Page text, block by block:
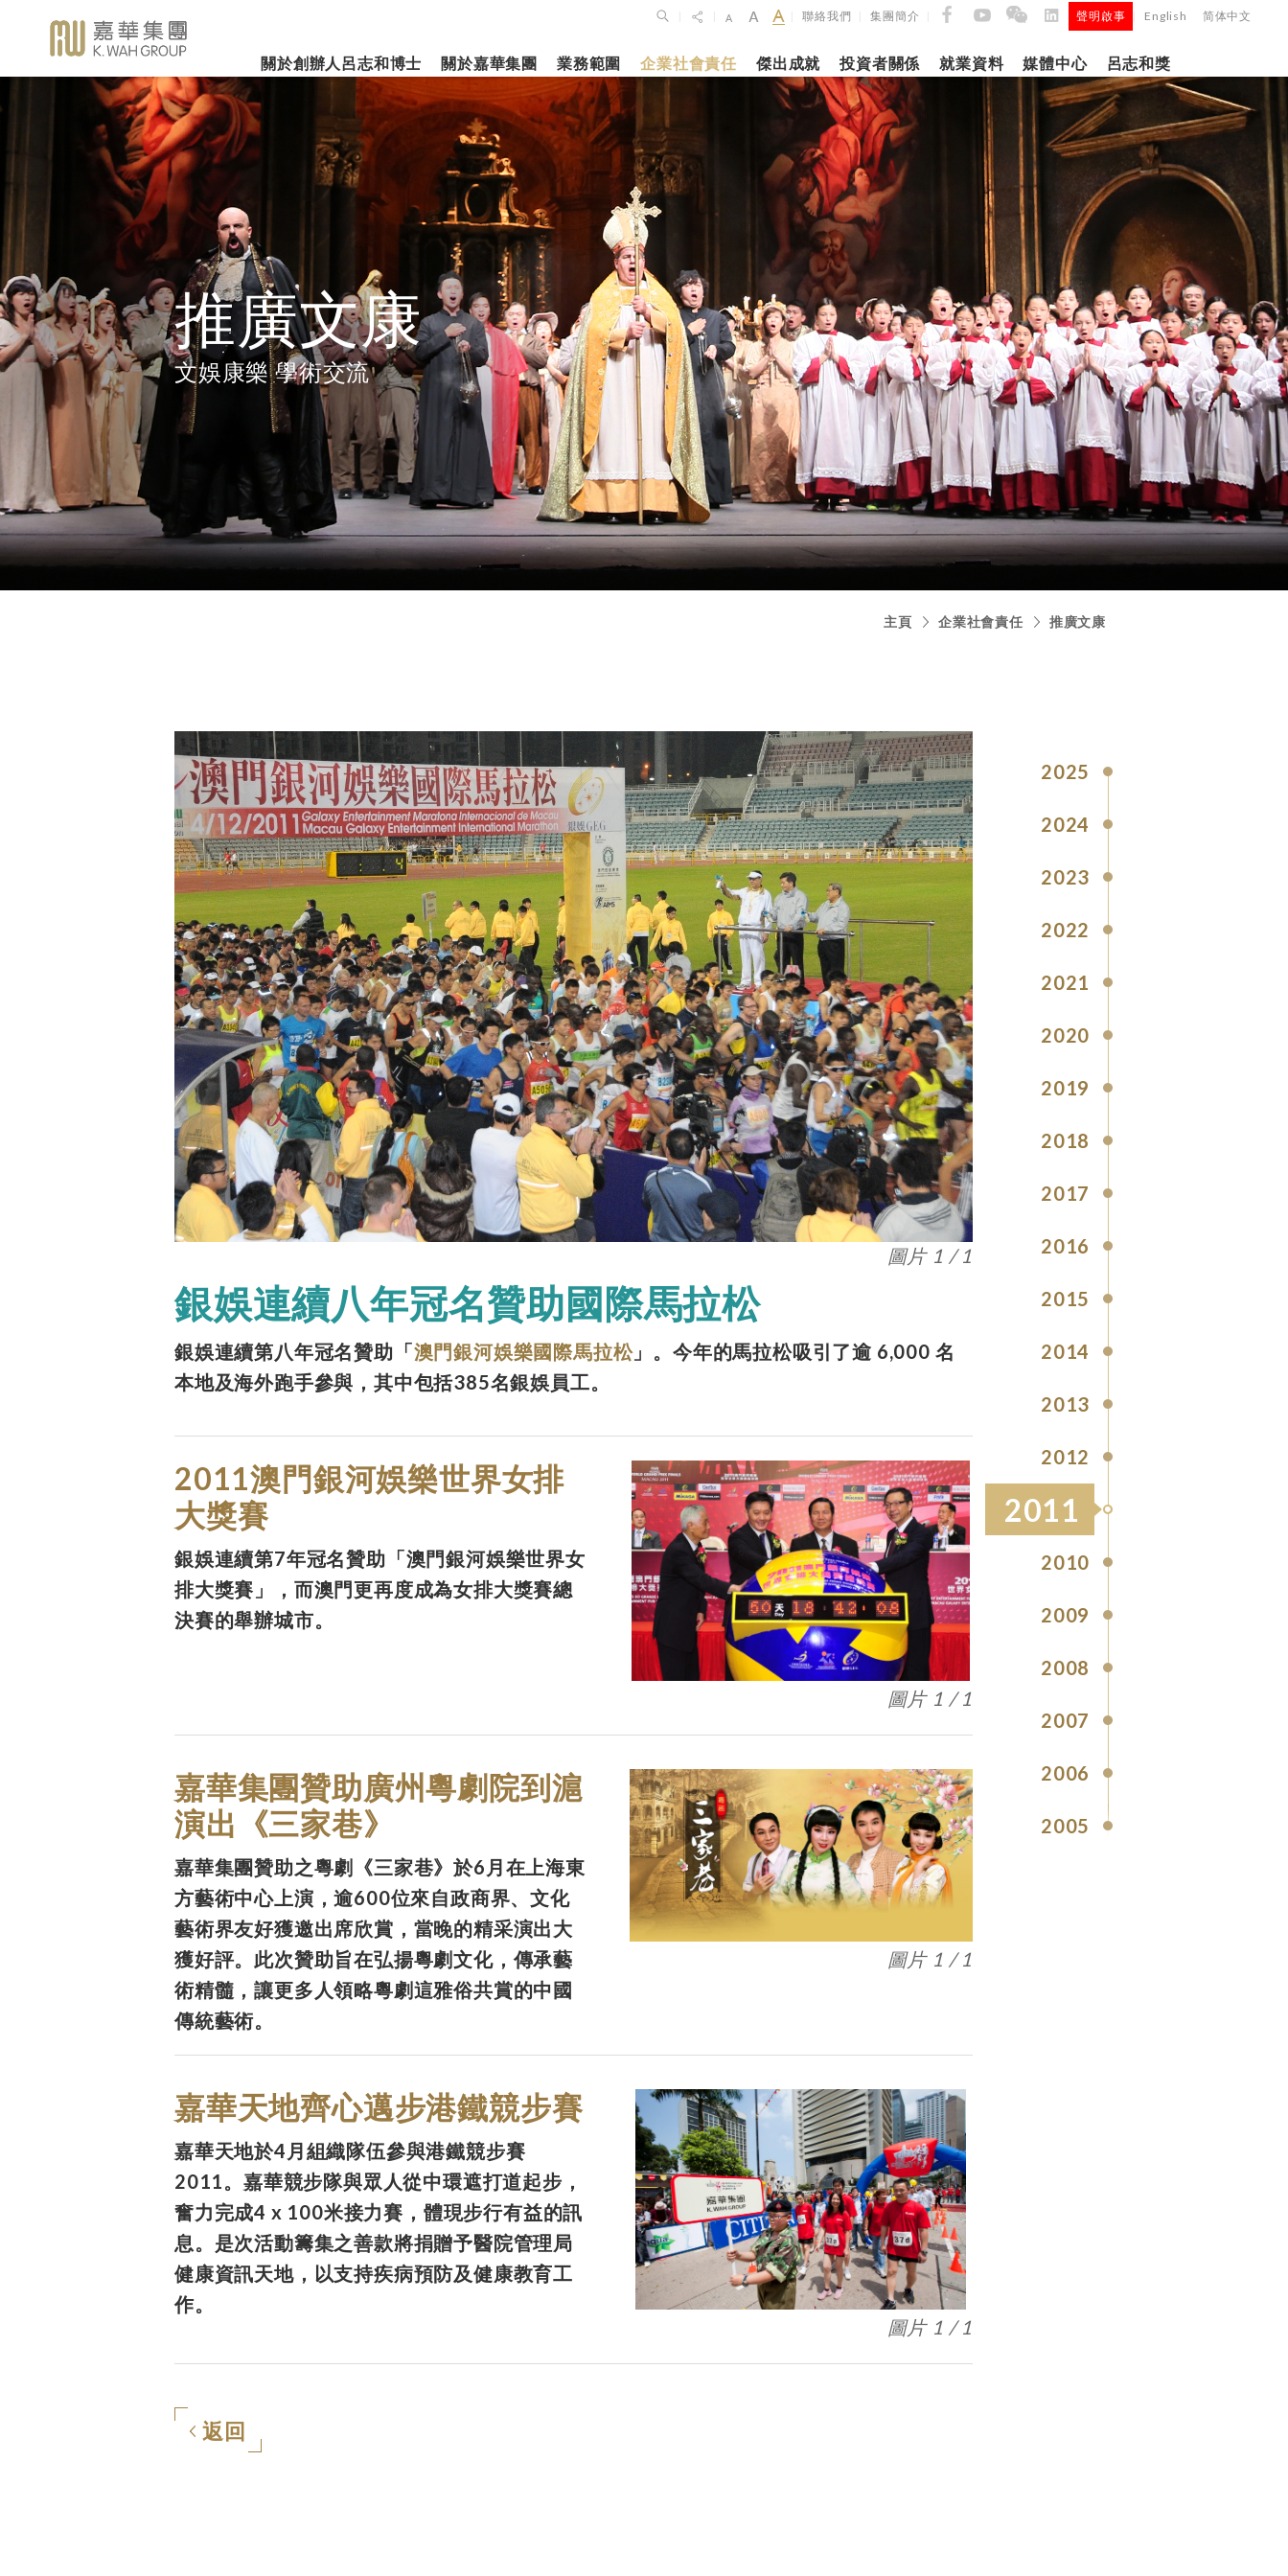
聯絡我們 集團簡介 聲明啟事 English 简体中文
關於創辦人呂志和博士
事業里程
詳細履歷
關於嘉華集團
集團簡介
嘉華故事
創辦人呂志和博士簡介
管理層
業務範圍
業務概覽
房地產 娛樂休閒 酒店 建築材料
企業社會責任
企業社會責任
樂助社群
支持教育
推廣文康
關懷員工
環境、社會及管治報告
新聞焦點
2023年10月19日
上海交通大學「呂
志和科學園」正式
揭幕
更多內容
傑出成就 投資者關係
嘉華國際集團有限公司
（股份代號：00173）
銀河娛樂集團有限公司
（股份代號：00027）
投資者聯繫
就業資料
企業文化
事業發展
工作與生活平衡
職位空缺
媒體中心
深切懷念呂志和
博士 - 消息發布
「一嘉人」專欄
新聞稿
《嘉天下通訊》
及專題故事
影片庫
圖片庫
媒體查詢
新聞焦點
2026年3月27日
嘉華國際公佈2025年全年
業績業務維持平穩發展
更多內容
2026年2月26日
銀娛公佈2025年第四季度
及全年業績
更多內容
呂志和獎
推廣文康
文娛康樂 學術交流
主頁 企業社會責任 推廣文康
2025
2024
2023
2022
2021
2020
2019
2018
2017
2016
2015
2014
2013
2012
2011
2010
2009
2008
2007
2006
2005
圖片 1 / 1
銀娛連續八年冠名贊助國際馬拉松
銀娛連續第八年冠名贊助「澳門銀河娛樂國際馬拉松」。今年的馬拉松吸引了逾 6,000 名
本地及海外跑手參與，其中包括385名銀娛員工。
圖片 1 / 1
2011澳門銀河娛樂世界女排
大獎賽
銀娛連續第7年冠名贊助「澳門銀河娛樂世界女
排大獎賽」，而澳門更再度成為女排大獎賽總
決賽的舉辦城市。
圖片 1 / 1
嘉華集團贊助廣州粵劇院到滬
演出《三家巷》
嘉華集團贊助之粵劇《三家巷》於6月在上海東
方藝術中心上演，逾600位來自政商界、文化
藝術界友好獲邀出席欣賞，當晚的精采演出大
獲好評。此次贊助旨在弘揚粵劇文化，傳承藝
術精髓，讓更多人領略粵劇這雅俗共賞的中國
傳統藝術。
圖片 1 / 1
嘉華天地齊心邁步港鐵競步賽
嘉華天地於4月組織隊伍參與港鐵競步賽
2011。嘉華競步隊與眾人從中環遮打道起步，
奮力完成4 x 100米接力賽，體現步行有益的訊
息。是次活動籌集之善款將捐贈予醫院管理局
健康資訊天地，以支持疾病預防及健康教育工
作。
返回